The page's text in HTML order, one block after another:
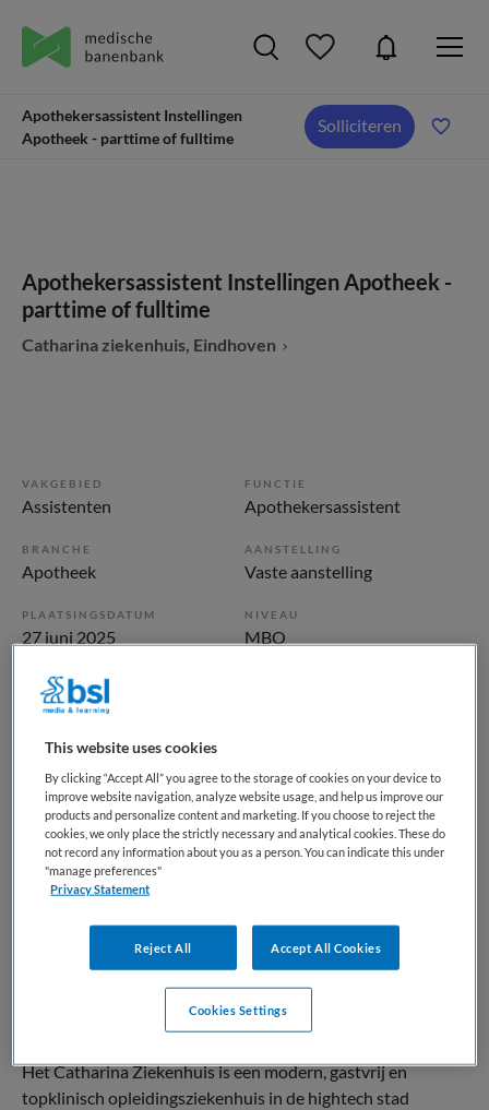
Apothekersassistent Instellingen
Apotheek - parttime of fulltime
Solliciteren
Apothekersassistent Instellingen Apotheek -
parttime of fulltime
Catharina ziekenhuis, Eindhoven
VAKGEBIED
Assistenten
FUNCTIE
Apothekersassistent
BRANCHE
Apotheek
AANSTELLING
Vaste aanstelling
PLAATSINGSDATUM
27 juni 2025
NIVEAU
MBO
ERVARING
Starter
Vacature niet beschikbaar
Deze vacature Apothekersassistent Instellingen Apotheek -
parttime of fulltime bij Catharina ziekenhuis is niet meer
actueel. Hieronder staan enkele vergelijkbare vacatures die
voor u wellicht interessant zijn.
Het Catharina Ziekenhuis is een modern, gastvrij en
topklinisch opleidingsziekenhuis in de hightech stad
This website uses cookies
By clicking “Accept All” you agree to the storage of cookies on your device to
improve website navigation, analyze website usage, and help us improve our
products and personalize content and marketing. If you choose to reject the
cookies, we only place the strictly necessary and analytical cookies. These do
not record any information about you as a person. You can indicate this under
"manage preferences"
Privacy Statement
Reject All Accept All Cookies
Cookies Settings